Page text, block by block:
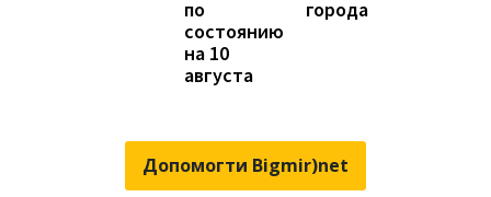
по
состоянию
на 10
августа
города
Допомогти Bigmir)net